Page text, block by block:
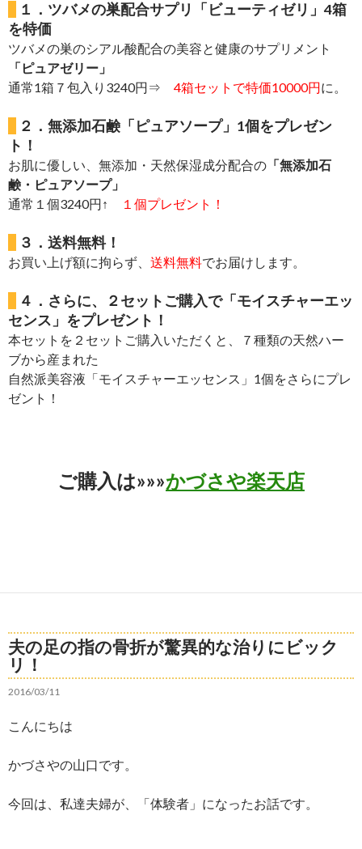
１．ツバメの巣配合サプリ「ビューティゼリ」4箱
を特価
ツバメの巣のシアル酸配合の美容と健康のサプリメント
「ピュアゼリー」
通常1箱７包入り3240円⇒ 4箱セットで特価10000円に。
２．無添加石鹸「ピュアソープ」1個をプレゼン
ト！
お肌に優しい、無添加・天然保湿成分配合の 「無添加石
鹸・ピュアソープ」
通常１個3240円↑
１個プレゼント！
３．送料無料！
お買い上げ額に拘らず、 送料無料でお届けします。
４．さらに、２セットご購入で「モイスチャーエッ
センス」をプレゼント！
本セットを２セットご購入いただくと、７種類の天然ハー
ブから産まれた
自然派美容液「モイスチャーエッセンス」1個をさらにプレ
ゼント！
ご購入は»»»かづさや楽天店
夫の足の指の骨折が驚異的な治りにビック
リ！
2016/03/11
こんにちは
かづさやの山口です。
今回は、私達夫婦が、「体験者」になったお話です。